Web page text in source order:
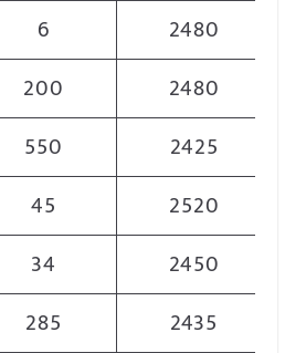
6
2480
200
2480
550
2425
45
2520
34
2450
285
2435